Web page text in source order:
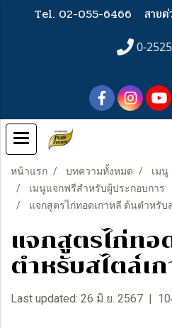
Tel. 02-055-6466 สาย
0-
หน้าแรก บทความทั้งหมด
เมนู
เมนูแจกฟรีสำหรับผู้ประกอบการ
แจกสูตรไก่ทอดเกาหลี ต้นตำหรับ
แจกสูตรไก่ทอ
ตำหรับสไตล์เ
Last updated: 26 มิ.ย. 2567 |